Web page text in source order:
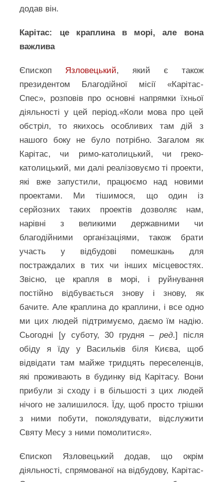
додав він.
Карітас: це краплина в морі, але вона
важлива
Єпископ Язловецький, який є також
президентом Благодійної місії «Карітас-
Спес», розповів про основні напрямки їхньої
діяльності у цей період.«Коли мова про цей
обстріл, то якихось особливих там дій з
нашого боку не було потрібно. Загалом як
Карітас, чи римо-католицький, чи греко-
католицький, ми далі реалізовуємо ті проекти,
які вже запустили, працюємо над новими
проектами. Ми тішимося, що один із
серйозних таких проектів дозволяє нам,
нарівні з великими державними чи
благодійними організаціями, також брати
участь у відбудові помешкань для
постраждалих в тих чи інших місцевостях.
Звісно, це крапля в морі, і руйнування
постійно відбувається знову і знову, як
бачите. Але краплина до краплини, і все одно
ми цих людей підтримуємо, даємо їм надію.
Сьогодні [у суботу, 30 грудня – ред.] після
обіду я їду у Васильків біля Києва, щоб
відвідати там майже тридцять переселенців,
які проживають в будинку від Карітасу. Вони
прибули зі сходу і в більшості з цих людей
нічого не залишилося. Їду, щоб просто трішки
з ними побути, поколядувати, відслужити
Святу Месу з ними помолитися».
Єпископ Язловецький додав, що окрім
діяльності, спрямованої на відбудову, Карітас-